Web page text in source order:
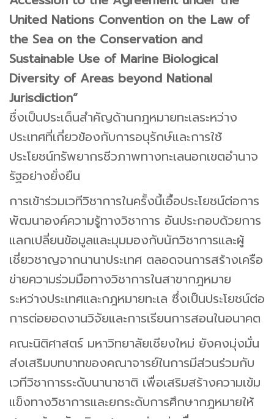
United Nations Convention on the Law of
the Sea on the Conservation and
Sustainable Use of Marine Biological
Diversity of Areas beyond National
Jurisdiction”
ซึ่งเป็นประเด็นสำคัญด้านกฎหมายทะเลระหว่าง
ประเทศที่เกี่ยวข้องกับการอนุรักษ์และการใช้
ประโยชน์ทรัพยากรชีวภาพทางทะเลนอกเขตอำนาจ
รัฐอย่างยั่งยืน
การเข้าร่วมเวทีวิชาการในครั้งนี้เอื้อประโยชน์ต่อการ
พัฒนาองค์ความรู้ทางวิชาการ อันประกอบด้วยการ
แลกเปลี่ยนข้อมูลและมุมมองกับนักวิชาการและผู้
เชี่ยวชาญจากนานาประเทศ ตลอดจนการสร้างเครือ
ข่ายความร่วมมือทางวิชาการในสาขากฎหมาย
ระหว่างประเทศและกฎหมายทะเล ซึ่งเป็นประโยชน์ต่อ
การต่อยอดงานวิจัยและการเรียนการสอนในอนาคต
คณะนิติศาสตร์ มหาวิทยาลัยเชียงใหม่ ยังคงมุ่งมั่น
ส่งเสริมบทบาทของคณาจารย์ในการมีส่วนร่วมกับ
เวทีวิชาการระดับนานาชาติ เพื่อเสริมสร้างความเข้ม
แข็งทางวิชาการและยกระดับการศึกษากฎหมายให้